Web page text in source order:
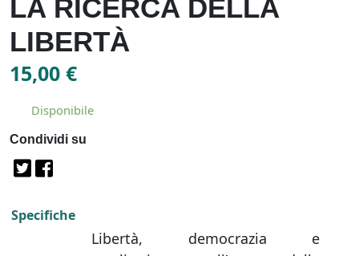
LA RICERCA DELLA
LIBERTÀ
15,00 €
Disponibile
Condividi su
Specifiche
Libertà, democrazia e